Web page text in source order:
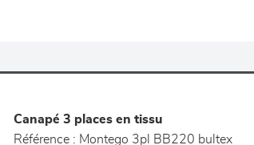
Canapé 3 places en tissu
Référence : Montego 3pl BB220 bultex